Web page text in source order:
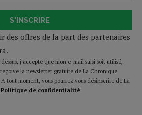
S'INSCRIRE
des offres de la part des partenaires
j’accepte que mon e-mail saisi soit utilisé,
la newsletter gratuite de La Chronique
tout moment, vous pourrez vous désinscrire de La
Politique de confidentialité.